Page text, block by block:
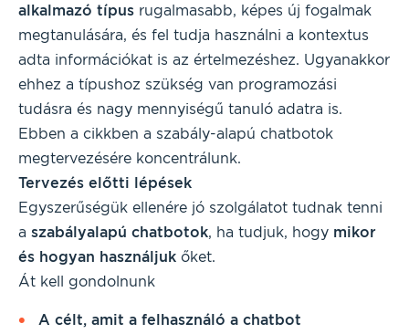
alkalmazó típus rugalmasabb, képes új fogalmak
megtanulására, és fel tudja használni a kontextus
adta információkat is az értelmezéshez. Ugyanakkor
ehhez a típushoz szükség van programozási
tudásra és nagy mennyiségű tanuló adatra is.
Ebben a cikkben a szabály-alapú chatbotok
megtervezésére koncentrálunk.
Tervezés előtti lépések
Egyszerűségük ellenére jó szolgálatot tudnak tenni
a szabályalapú chatbotok, ha tudjuk, hogy mikor
és hogyan használjuk őket.
Át kell gondolnunk
A célt, amit a felhasználó a chatbot